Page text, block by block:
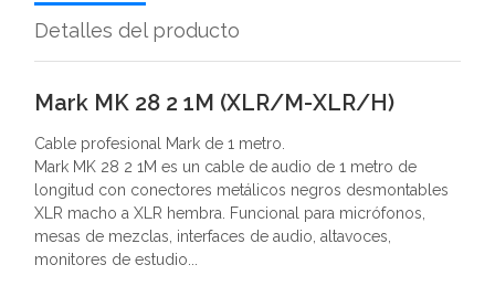
Detalles del producto
Mark MK 28 2 1M (XLR/M-XLR/H)
Cable profesional Mark de 1 metro.
Mark MK 28 2 1M es un cable de audio de 1 metro de
longitud con conectores metálicos negros desmontables
XLR macho a XLR hembra. Funcional para micrófonos,
mesas de mezclas, interfaces de audio, altavoces,
monitores de estudio...